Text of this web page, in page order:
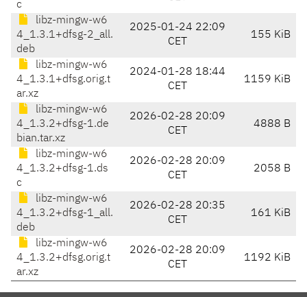
c
libz-mingw-w6
4_1.3.1+dfsg-2_all.
deb
2025-01-24 22:09
CET
155 KiB
libz-mingw-w6
4_1.3.1+dfsg.orig.t
ar.xz
2024-01-28 18:44
CET
1159 KiB
libz-mingw-w6
4_1.3.2+dfsg-1.de
bian.tar.xz
2026-02-28 20:09
CET
4888 B
libz-mingw-w6
4_1.3.2+dfsg-1.ds
c
2026-02-28 20:09
CET
2058 B
libz-mingw-w6
4_1.3.2+dfsg-1_all.
deb
2026-02-28 20:35
CET
161 KiB
libz-mingw-w6
4_1.3.2+dfsg.orig.t
ar.xz
2026-02-28 20:09
CET
1192 KiB